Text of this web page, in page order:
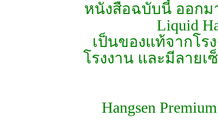
หนังสือฉบับนี้ ออกม
Liquid
เป็นของแท้จากโร
โรงงาน และมีลายเ
Hangsen